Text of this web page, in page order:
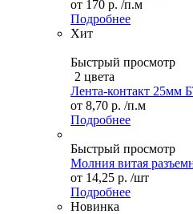
от 170 р. /п.м
Подробнее
Хит
Быстрый просмотр
2 цвета
Лента-контакт 25мм
от 8,70 р. /п.м
Подробнее
Быстрый просмотр
Молния витая
от 14,25 р. /шт
Подробнее
Новинка